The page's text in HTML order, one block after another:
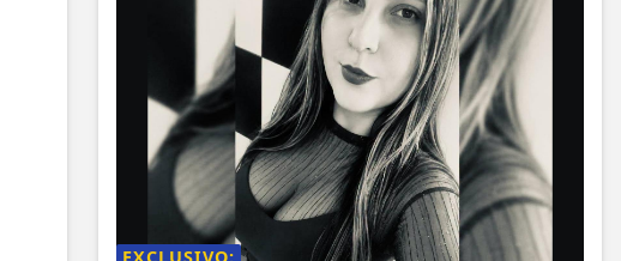
EXCLUSIVO: